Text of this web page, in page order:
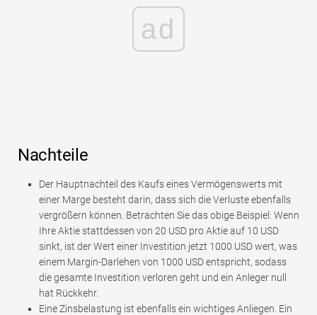
ad
Nachteile
Der Hauptnachteil des Kaufs eines Vermögenswerts mit
einer Marge besteht darin, dass sich die Verluste ebenfalls
vergrößern können. Betrachten Sie das obige Beispiel: Wenn
Ihre Aktie stattdessen von 20 USD pro Aktie auf 10 USD
sinkt, ist der Wert einer Investition jetzt 1000 USD wert, was
einem Margin-Darlehen von 1000 USD entspricht, sodass
die gesamte Investition verloren geht und ein Anleger null
hat Rückkehr.
Eine Zinsbelastung ist ebenfalls ein wichtiges Anliegen. Ein